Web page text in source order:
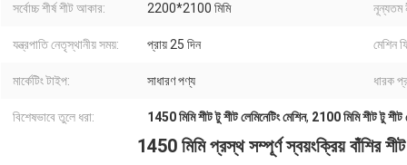
সর্বোচ্চ শীর্ষ শীট আকার: 2200*2100 মিমি নূন্যতম
যন্ত্রপাতি নেতৃস্থানীয় সময়: প্রায় 25 দিন মেশিন
মার্কেটিং টাইপ: সাধারণ পণ্য ধারক
বিশেষভাবে তুলে ধরা: 1450 মিমি শীট টু শীট লেমিনেটিং মেশিন, 2100 মিমি শীট টু শীট
1450 মিমি প্রস্থ সম্পূর্ণ স্বয়ংক্রিয় বাঁশির শীট